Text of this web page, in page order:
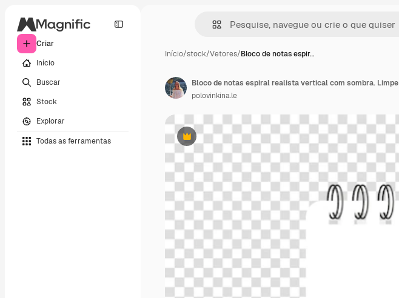
Criar
Início
Buscar
Stock
Explorar
Todas as ferramentas
Início/stock/Vetores/Bloco de notas espir…
Premium
polovinkina.le